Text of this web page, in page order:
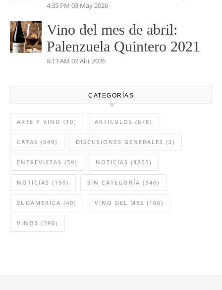
4:35 PM 03 May 2026
Vino del mes de abril:
Palenzuela Quintero 2021
8:13 AM 02 Abr 2026
CATEGORÍAS
ARTE Y VINO (10) ARTICULOS (878)
CATAS (649) DISCUSIONES GENERALES (2)
ENTREVISTAS (59) NOTICIAS (8855)
NOTICIAS (150) SIN CATEGORÍA (346)
SUDAMERICA (40) VINO DEL MES (166)
VINOS (390)